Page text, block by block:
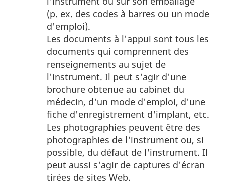
(p. ex. des codes à barres ou un mode
d'emploi).
Les documents à l'appui sont tous les
documents qui comprennent des
renseignements au sujet de
l'instrument. Il peut s'agir d'une
brochure obtenue au cabinet du
médecin, d'un mode d'emploi, d'une
fiche d'enregistrement d'implant, etc.
Les photographies peuvent être des
photographies de l'instrument ou, si
possible, du défaut de l'instrument. Il
peut aussi s'agir de captures d'écran
tirées de sites Web.